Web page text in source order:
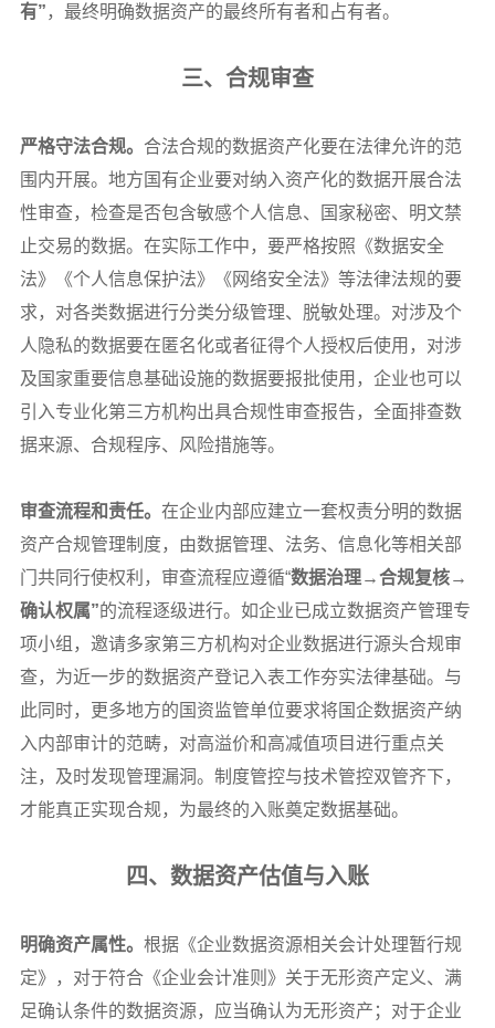
有” ，最终明确数据资产的最终所有者和占有者。
三、合规审查
严格守法合规。 合法合规的数据资产化要在法律允许的范
围内开展。地方国有企业要对纳入资产化的数据开展合法
性审查，检查是否包含敏感个人信息、国家秘密、明文禁
止交易的数据。在实际工作中，要严格按照《数据安全
法》《个人信息保护法》《网络安全法》等法律法规的要
求，对各类数据进行分类分级管理、脱敏处理。对涉及个
人隐私的数据要在匿名化或者征得个人授权后使用，对涉
及国家重要信息基础设施的数据要报批使用，企业也可以
引入专业化第三方机构出具合规性审查报告，全面排查数
据来源、合规程序、风险措施等。
审查流程和责任。 在企业内部应建立一套权责分明的数据
资产合规管理制度，由数据管理、法务、信息化等相关部
门共同行使权利，审查流程应遵循“数据治理→合规复核→
确认权属”的流程逐级进行。如企业已成立数据资产管理专
项小组，邀请多家第三方机构对企业数据进行源头合规审
查，为近一步的数据资产登记入表工作夯实法律基础。与
此同时，更多地方的国资监管单位要求将国企数据资产纳
入内部审计的范畴，对高溢价和高减值项目进行重点关
注，及时发现管理漏洞。制度管控与技术管控双管齐下，
才能真正实现合规，为最终的入账奠定数据基础。
四、数据资产估值与入账
明确资产属性。 根据《企业数据资源相关会计处理暂行规
定》，对于符合《企业会计准则》关于无形资产定义、满
足确认条件的数据资源，应当确认为无形资产；对于企业